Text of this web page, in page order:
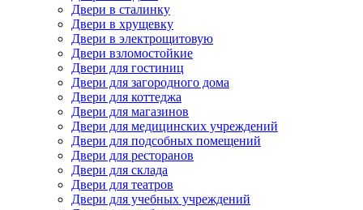
Двери в сталинку
Двери в хрущевку
Двери в электрощитовую
Двери взломостойкие
Двери для гостиниц
Двери для загородного дома
Двери для коттеджа
Двери для магазинов
Двери для медицинских учреждений
Двери для подсобных помещений
Двери для ресторанов
Двери для склада
Двери для театров
Двери для учебных учреждений